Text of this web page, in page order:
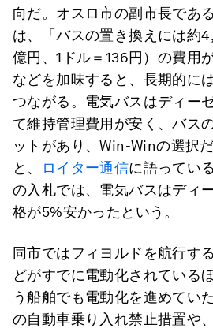
向だ。オスロ市の副市長であ
は、「バスの置き換えには約
億円、1ドル＝136円）の費用
などを加味すると、長期的に
つながる。電気バスはディー
て維持管理費用が安く、バス
ットがあり、Win-Winの選択
と、
ロイター通信に語ってい
の入札では、電気バスはディ
格が5%安かったという。
同市ではフィヨルドを航行す
どがすでに電動化されている
う船舶でも電動化を進めてい
の自動車乗り入れ禁止措置や